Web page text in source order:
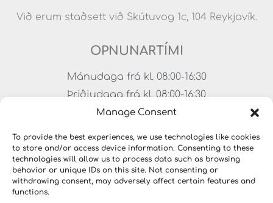
Manage Consent
To provide the best experiences, we use technologies like cookies
to store and/or access device information. Consenting to these
technologies will allow us to process data such as browsing
behavior or unique IDs on this site. Not consenting or
withdrawing consent, may adversely affect certain features and
functions.
Við erum staðsett við Skútuvog 1c, 104 Reykjavík.
OPNUNARTÍMI
Mánudaga frá kl. 08:00-16:30
Þriðjudaga frá kl. 08:00-16:30
Miðvikudaga frá kl. 08:00-16:30
Föstudaga frá kl. 08:00-15:00
Lokað um helgar